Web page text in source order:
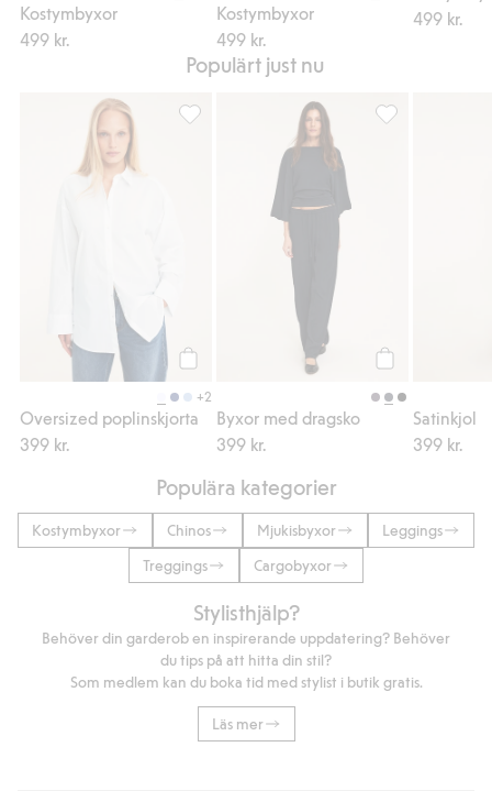
Kostymbyxor
499 kr.
Kostymbyxor
499 kr.
499 kr.
Populärt just nu
+2
Oversized poplinskjorta
399 kr.
Oversized poplinskjorta, Lägg till i
Byxor med dragsko
399 kr.
Satinkjol
399 kr.
Populära kategorier
Kostymbyxor Chinos Mjukisbyxor
Leggings
Treggings
Cargobyxor
Stylisthjälp?
Behöver din garderob en inspirerande uppdatering? Behöver
du tips på att hitta din stil?
Som medlem kan du boka tid med stylist i butik gratis.
Läs mer